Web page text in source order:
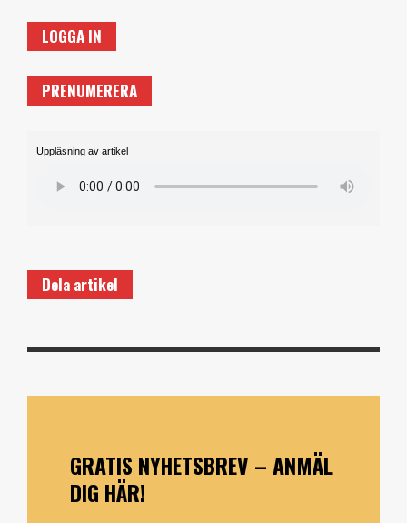
LOGGA IN
PRENUMERERA
Uppläsning av artikel
Dela artikel
GRATIS NYHETSBREV – ANMÄL
DIG HÄR!